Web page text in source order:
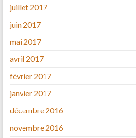
juillet 2017
juin 2017
mai 2017
avril 2017
février 2017
janvier 2017
décembre 2016
novembre 2016